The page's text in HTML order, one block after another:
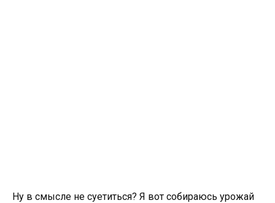
Ну в смысле не суетиться? Я вот собираюсь урожай